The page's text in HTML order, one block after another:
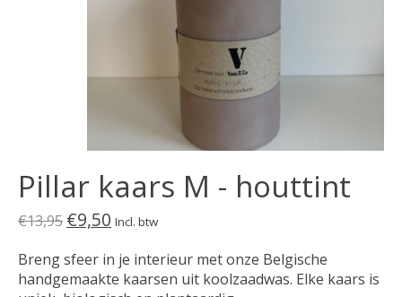
Pillar kaars M - houttint
€13,95 €9,50 Incl. btw
Breng sfeer in je interieur met onze Belgische
handgemaakte kaarsen uit koolzaadwas. Elke kaars is